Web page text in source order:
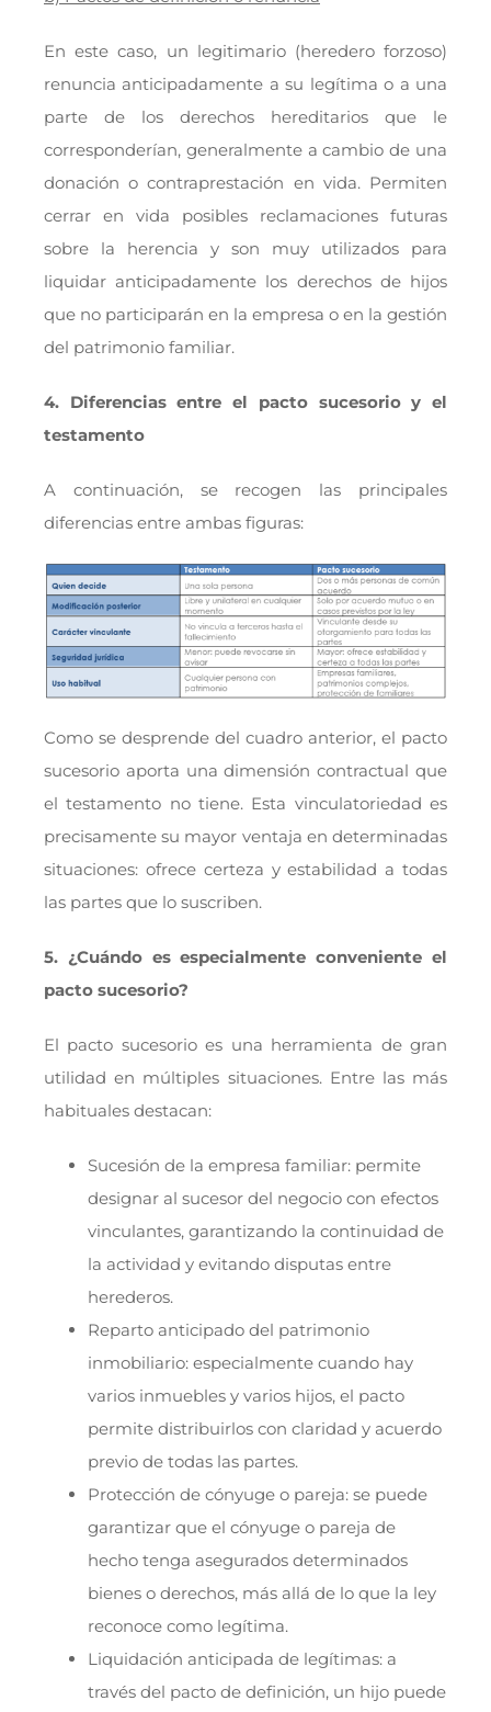
En este caso, un legitimario (heredero forzoso)
renuncia anticipadamente a su legítima o a una
parte de los derechos hereditarios que le
corresponderían, generalmente a cambio de una
donación o contraprestación en vida. Permiten
cerrar en vida posibles reclamaciones futuras
sobre la herencia y son muy utilizados para
liquidar anticipadamente los derechos de hijos
que no participarán en la empresa o en la gestión
del patrimonio familiar.
4. Diferencias entre el pacto sucesorio y el
testamento
A continuación, se recogen las principales
diferencias entre ambas figuras:
Como se desprende del cuadro anterior, el pacto
sucesorio aporta una dimensión contractual que
el testamento no tiene. Esta vinculatoriedad es
precisamente su mayor ventaja en determinadas
situaciones: ofrece certeza y estabilidad a todas
las partes que lo suscriben.
5. ¿Cuándo es especialmente conveniente el
pacto sucesorio?
El pacto sucesorio es una herramienta de gran
utilidad en múltiples situaciones. Entre las más
habituales destacan:
Sucesión de la empresa familiar: permite
designar al sucesor del negocio con efectos
vinculantes, garantizando la continuidad de
la actividad y evitando disputas entre
herederos.
Reparto anticipado del patrimonio
inmobiliario: especialmente cuando hay
varios inmuebles y varios hijos, el pacto
permite distribuirlos con claridad y acuerdo
previo de todas las partes.
Protección de cónyuge o pareja: se puede
garantizar que el cónyuge o pareja de
hecho tenga asegurados determinados
bienes o derechos, más allá de lo que la ley
reconoce como legítima.
Liquidación anticipada de legítimas: a
través del pacto de definición, un hijo puede